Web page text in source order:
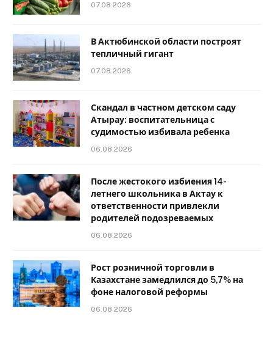
07.08.2026
В Актюбинской области построят
тепличный гигант
07.08.2026
Скандал в частном детском саду
Атырау: воспитательница с
судимостью избивала ребенка
06.08.2026
После жестокого избиения 14-
летнего школьника в Актау к
ответственности привлекли
родителей подозреваемых
06.08.2026
Рост розничной торговли в
Казахстане замедлился до 5,7% на
фоне налоговой реформы
06.08.2026